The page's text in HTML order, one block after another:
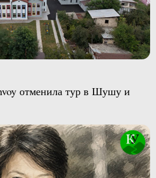
отменила тур в Шушу и